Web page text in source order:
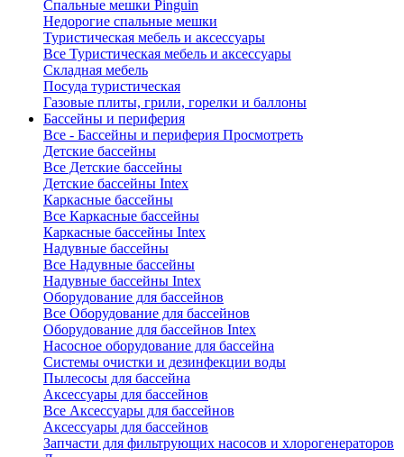
Спальные мешки Pinguin
Недорогие спальные мешки
Туристическая мебель и аксессуары
Все Туристическая мебель и аксессуары
Складная мебель
Посуда туристическая
Газовые плиты, грили, горелки и баллоны
Бассейны и периферия
Все - Бассейны и периферия Просмотреть
Детские бассейны
Все Детские бассейны
Детские бассейны Intex
Каркасные бассейны
Все Каркасные бассейны
Каркасные бассейны Intex
Надувные бассейны
Все Надувные бассейны
Надувные бассейны Intex
Оборудование для бассейнов
Все Оборудование для бассейнов
Оборудование для бассейнов Intex
Насосное оборудование для бассейна
Системы очистки и дезинфекции воды
Пылесосы для бассейна
Аксессуары для бассейнов
Все Аксессуары для бассейнов
Аксессуары для бассейнов
Запчасти для фильтрующих насосов и хлорогенераторов